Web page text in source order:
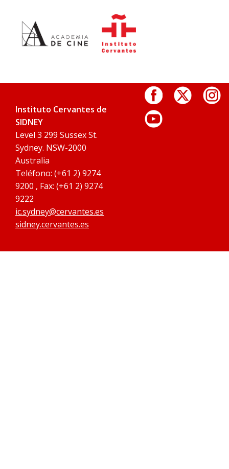
Instituto Cervantes de
SIDNEY
Level 3 299 Sussex St.
Sydney. NSW-2000
Australia
Teléfono: (+61 2) 9274
9200 , Fax: (+61 2) 9274
9222
ic.sydney@cervantes.es
sidney.cervantes.es